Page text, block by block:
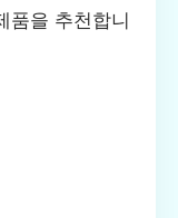
품을 추천합니